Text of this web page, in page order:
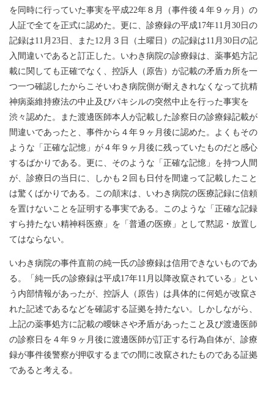
を同時に行っていた事実を平成22年８月（事件後４年９ヶ月）の
人証で全てを正式に認めた。更に、診療録の平成17年11月30日の
記録は11月23日、また12月３日（土曜日）の記録は11月30日の記
入間違いであると訂正した。いわき病院の診療録は、薬事処方記
載に関しても正確でなく、控訴人（原告）が記載の矛盾カ所を一
つ一つ確認したからこそいわき病院側が耐えきれなくなって抗精
神病薬維持療法の中止及びパキシルの突然中止を行った事実を
渋々認めた。また渡邊医師本人が記載した診察日の診療録記載が
間違いであったと、事件から４年９ヶ月後に認めた。よくもその
ような「正確な記憶」が４年９ヶ月後に残っていたものだと感心
するばかりである。更に、そのような「正確な記憶」を持つ人間
が、診療日の当日に、しかも２回も日付を間違って記載したこと
は驚くばかりである。この顛末は、いわき病院の医療記録に信頼
を置けないことを証明する事実である。このような「正確な記録
すら持たない精神科医療」を「普通の医療」として黙認・放置し
てはならない。
いわき病院の事件直前の純一氏の診療録は信用できないものであ
る。「純一氏の診療録は平成17年11月以降改竄されている」とい
う内部情報があったが、控訴人（原告）は具体的に何処が改竄さ
れた記述であるなどを確認する証拠を持たない。しかしながら、
上記の薬事処方に記載の曖昧さや矛盾があったこと及び渡邊医師
の診察日を４年９ヶ月後に渡邊医師が訂正する行為自体が、診療
録が事件後警察が押収するまでの間に改竄されたものである証拠
であると考える。